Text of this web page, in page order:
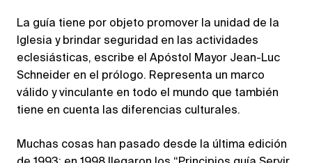
La guía tiene por objeto promover la unidad de la
Iglesia y brindar seguridad en las actividades
eclesiásticas, escribe el Apóstol Mayor Jean-Luc
Schneider en el prólogo. Representa un marco
válido y vinculante en todo el mundo que también
tiene en cuenta las diferencias culturales.
Muchas cosas han pasado desde la última edición